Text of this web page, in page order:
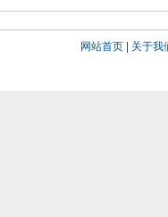
网站首页| 关于我